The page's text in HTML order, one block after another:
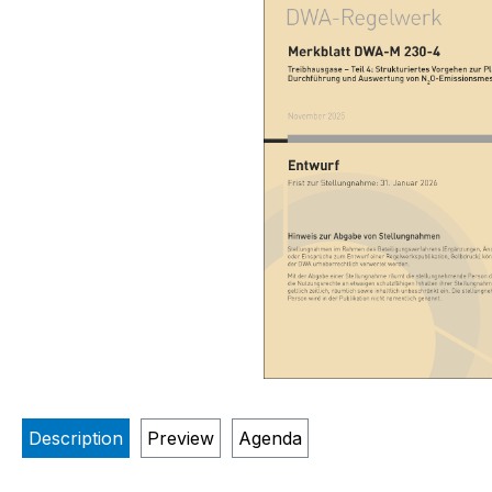
Description Preview Agenda